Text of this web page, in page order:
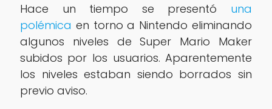
Hace un tiempo se presentó una
polémica en torno a Nintendo eliminando
algunos niveles de Super Mario Maker
subidos por los usuarios. Aparentemente
los niveles estaban siendo borrados sin
previo aviso.